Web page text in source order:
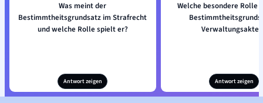
Was meint der
Bestimmtheitsgrundsatz im Strafrecht
und welche Rolle spielt er?
Antwort zeigen
Welche besondere Rolle
Antwort zeigen